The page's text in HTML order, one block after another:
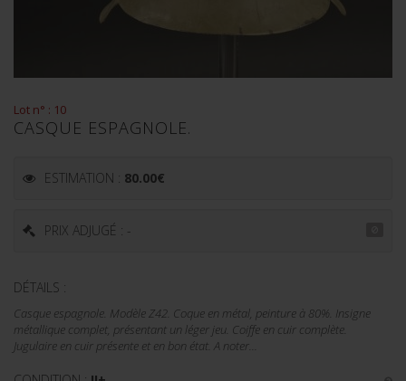
Lot n° : 10
CASQUE ESPAGNOLE.
ESTIMATION : 80.00€
PRIX ADJUGÉ : -
DÉTAILS :
Casque espagnole. Modèle Z42. Coque en métal, peinture à 80%. Insigne
métallique complet, présentant un léger jeu. Coiffe en cuir complète.
Jugulaire en cuir présente et en bon état. A noter...